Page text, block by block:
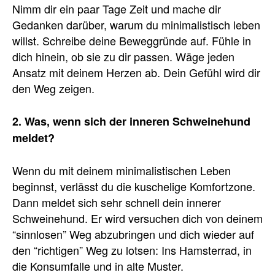
Nimm dir ein paar Tage Zeit und mache dir
Gedanken darüber, warum du minimalistisch leben
willst. Schreibe deine Beweggründe auf. Fühle in
dich hinein, ob sie zu dir passen. Wäge jeden
Ansatz mit deinem Herzen ab. Dein Gefühl wird dir
den Weg zeigen.
2. Was, wenn sich der inneren Schweinehund
meldet?
Wenn du mit deinem minimalistischen Leben
beginnst, verlässt du die kuschelige Komfortzone.
Dann meldet sich sehr schnell dein innerer
Schweinehund. Er wird versuchen dich von deinem
“sinnlosen” Weg abzubringen und dich wieder auf
den “richtigen” Weg zu lotsen: Ins Hamsterrad, in
die Konsumfalle und in alte Muster.